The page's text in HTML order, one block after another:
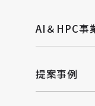
AI＆HPC事
提案事例